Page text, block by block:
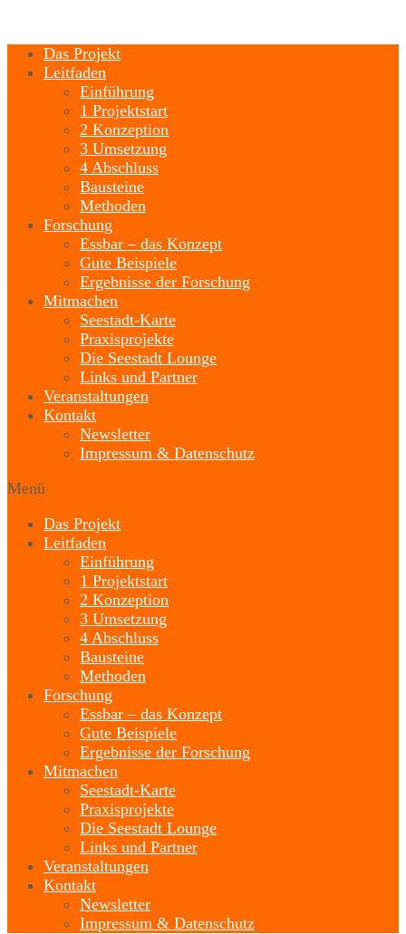
Das Projekt
Leitfaden
Einführung
1 Projektstart
2 Konzeption
3 Umsetzung
4 Abschluss
Bausteine
Methoden
Forschung
Essbar – das Konzept
Gute Beispiele
Ergebnisse der Forschung
Mitmachen
Seestadt-Karte
Praxisprojekte
Die Seestadt Lounge
Links und Partner
Veranstaltungen
Kontakt
Newsletter
Impressum & Datenschutz
Menü
Das Projekt
Leitfaden
Einführung
1 Projektstart
2 Konzeption
3 Umsetzung
4 Abschluss
Bausteine
Methoden
Forschung
Essbar – das Konzept
Gute Beispiele
Ergebnisse der Forschung
Mitmachen
Seestadt-Karte
Praxisprojekte
Die Seestadt Lounge
Links und Partner
Veranstaltungen
Kontakt
Newsletter
Impressum & Datenschutz